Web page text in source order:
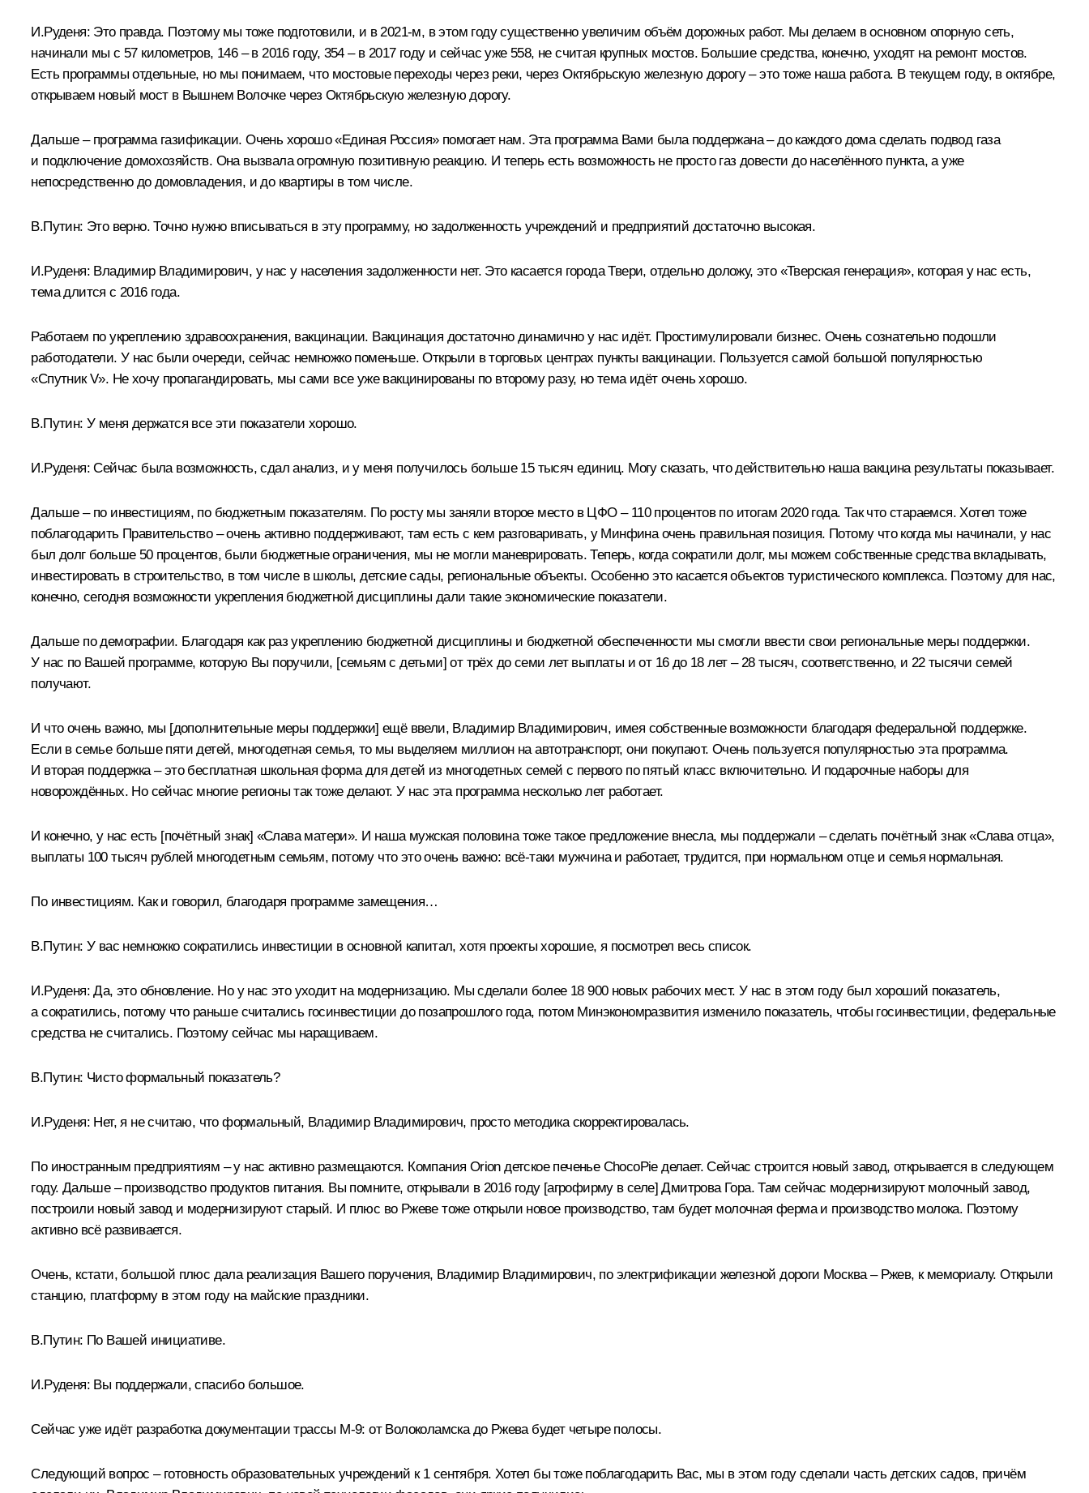
И.Руденя: Это правда. Поэтому мы тоже подготовили, и в 2021-м, в этом году существенно увеличим объём дорожных работ. Мы делаем в основном опорную сеть,
начинали мы с 57 километров, 146 – в 2016 году, 354 – в 2017 году и сейчас уже 558, не считая крупных мостов. Большие средства, конечно, уходят на ремонт мостов.
Есть программы отдельные, но мы понимаем, что мостовые переходы через реки, через Октябрьскую железную дорогу – это тоже наша работа. В текущем году, в октябре,
открываем новый мост в Вышнем Волочке через Октябрьскую железную дорогу.
Дальше – программа газификации. Очень хорошо «Единая Россия» помогает нам. Эта программа Вами была поддержана – до каждого дома сделать подвод газа
и подключение домохозяйств. Она вызвала огромную позитивную реакцию. И теперь есть возможность не просто газ довести до населённого пункта, а уже
непосредственно до домовладения, и до квартиры в том числе.
В.Путин: Это верно. Точно нужно вписываться в эту программу, но задолженность учреждений и предприятий достаточно высокая.
И.Руденя: Владимир Владимирович, у нас у населения задолженности нет. Это касается города Твери, отдельно доложу, это «Тверская генерация», которая у нас есть,
тема длится с 2016 года.
Работаем по укреплению здравоохранения, вакцинации. Вакцинация достаточно динамично у нас идёт. Простимулировали бизнес. Очень сознательно подошли
работодатели. У нас были очереди, сейчас немножко поменьше. Открыли в торговых центрах пункты вакцинации. Пользуется самой большой популярностью
«Спутник V». Не хочу пропагандировать, мы сами все уже вакцинированы по второму разу, но тема идёт очень хорошо.
В.Путин: У меня держатся все эти показатели хорошо.
И.Руденя:Сейчас была возможность, сдал анализ, и у меня получилось больше 15 тысяч единиц. Могу сказать, что действительно наша вакцина результаты показывает.
Дальше – по инвестициям, по бюджетным показателям. По росту мы заняли второе место в ЦФО – 110 процентов по итогам 2020 года. Так что стараемся. Хотел тоже
поблагодарить Правительство – очень активно поддерживают, там есть с кем разговаривать, у Минфина очень правильная позиция. Потому что когда мы начинали, у нас
был долг больше 50 процентов, были бюджетные ограничения, мы не могли маневрировать. Теперь, когда сократили долг, мы можем собственные средства вкладывать,
инвестировать в строительство, в том числе в школы, детские сады, региональные объекты. Особенно это касается объектов туристического комплекса. Поэтому для нас,
конечно, сегодня возможности укрепления бюджетной дисциплины дали такие экономические показатели.
Дальше по демографии. Благодаря как раз укреплению бюджетной дисциплины и бюджетной обеспеченности мы смогли ввести свои региональные меры поддержки.
У нас по Вашей программе, которую Вы поручили, [семьям с детьми] от трёх до семи лет выплаты и от 16 до 18 лет – 28 тысяч, соответственно, и 22 тысячи семей
получают.
И что очень важно, мы [дополнительные меры поддержки] ещё ввели, Владимир Владимирович, имея собственные возможности благодаря федеральной поддержке.
Если в семье больше пяти детей, многодетная семья, то мы выделяем миллион на автотранспорт, они покупают. Очень пользуется популярностью эта программа.
И вторая поддержка – это бесплатная школьная форма для детей из многодетных семей с первого по пятый класс включительно. И подарочные наборы для
новорождённых. Но сейчас многие регионы так тоже делают. У нас эта программа несколько лет работает.
И конечно, у нас есть [почётный знак] «Слава матери». И наша мужская половина тоже такое предложение внесла, мы поддержали – сделать почётный знак «Слава отца»,
выплаты 100 тысяч рублей многодетным семьям, потому что это очень важно: всё-таки мужчина и работает, трудится, при нормальном отце и семья нормальная.
По инвестициям. Как и говорил, благодаря программе замещения…
В.Путин: У вас немножко сократились инвестиции в основной капитал, хотя проекты хорошие, я посмотрел весь список.
И.Руденя:Да, это обновление. Но у нас это уходит на модернизацию. Мы сделали более 18 900 новых рабочих мест. У нас в этом году был хороший показатель,
а сократились, потому что раньше считались госинвестиции до позапрошлого года, потом Минэкономразвития изменило показатель, чтобы госинвестиции, федеральные
средства не считались. Поэтому сейчас мы наращиваем.
В.Путин: Чисто формальный показатель?
И.Руденя: Нет, я не считаю, что формальный, Владимир Владимирович, просто методика скорректировалась.
По иностранным предприятиям – у нас активно размещаются. Компания Orion детское печенье ChocoPie делает. Сейчас строится новый завод, открывается в следующем
году. Дальше – производство продуктов питания. Вы помните, открывали в 2016 году [агрофирму в селе] Дмитрова Гора. Там сейчас модернизируют молочный завод,
построили новый завод и модернизируют старый. И плюс во Ржеве тоже открыли новое производство, там будет молочная ферма и производство молока. Поэтому
активно всё развивается.
Очень, кстати, большой плюс дала реализация Вашего поручения, Владимир Владимирович, по электрификации железной дороги Москва – Ржев, к мемориалу. Открыли
станцию, платформу в этом году на майские праздники.
В.Путин: По Вашей инициативе.
И.Руденя: Вы поддержали, спасибо большое.
Сейчас уже идёт разработка документации трассы М-9: от Волоколамска до Ржева будет четыре полосы.
Следующий вопрос – готовность образовательных учреждений к 1 сентября. Хотел бы тоже поблагодарить Вас, мы в этом году сделали часть детских садов, причём